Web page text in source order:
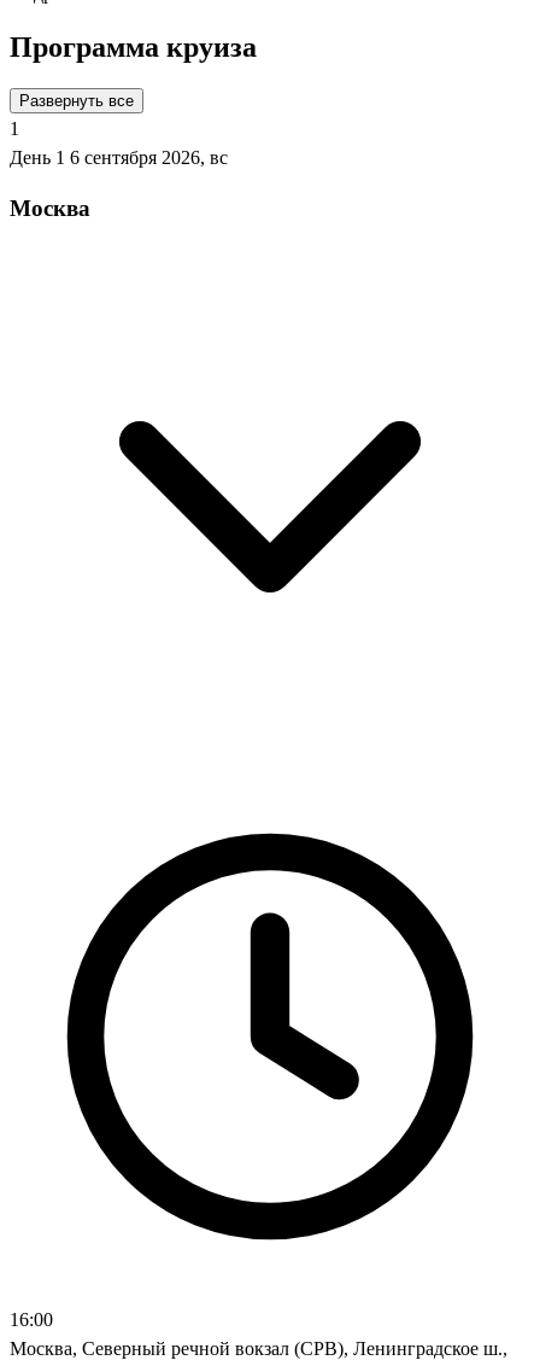
Программа круиза
Развернуть все
1
День 1 6 сентября 2026, вс
Москва
16:00
Москва, Северный речной вокзал (СРВ), Ленинградское ш.,